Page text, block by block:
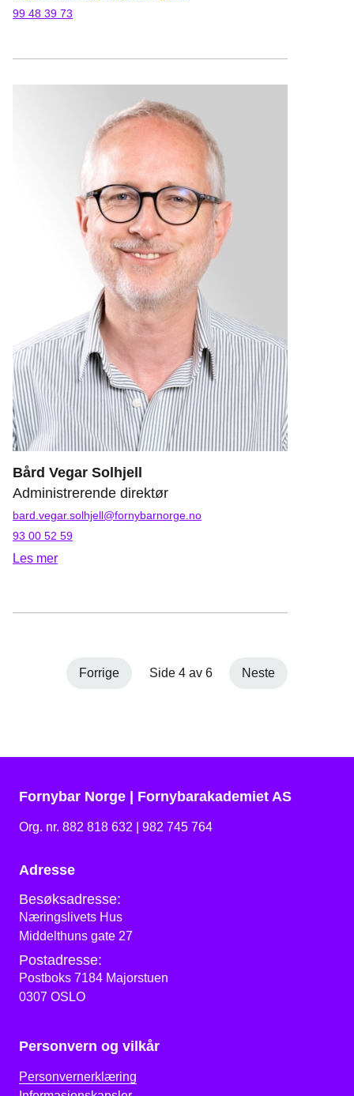
99 48 39 73
Bård Vegar Solhjell
Administrerende direktør
bard.vegar.solhjell@fornybarnorge.no
93 00 52 59
Les mer
Forrige Side 4 av 6 Neste
Fornybar Norge | Fornybarakademiet AS
Org. nr. 882 818 632 | 982 745 764
Adresse
Besøksadresse:
Næringslivets Hus
Middelthuns gate 27
Postadresse:
Postboks 7184 Majorstuen
0307 OSLO
Personvern og vilkår
Personvernerklæring